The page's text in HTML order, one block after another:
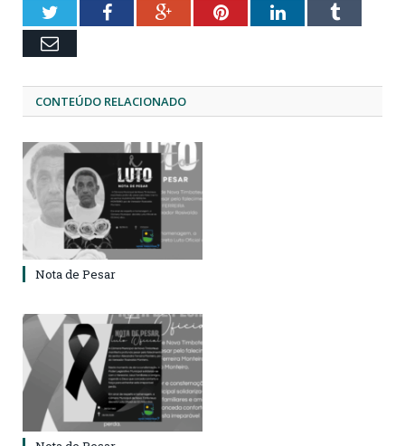
TwitterFacebookGoogle+PinterestLinkedInTumblr
Email
CONTEÚDO RELACIONADO
Nota de Pesar